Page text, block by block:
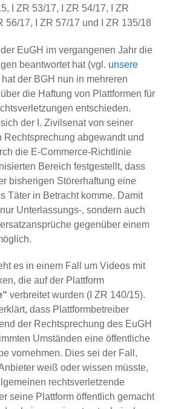
I ZR 53/17, I ZR 54/17, I ZR
56/17, I ZR 57/17 und I ZR 135/18
EuGH im vergangenen Jahr die
beantwortet hat (vgl. unsere
hat der BGH nun in mehreren
die Haftung von Plattformen für
entschieden.
der I. Zivilsenat von seiner
Rechtsprechung abgewandt und
die E-Commerce-Richtlinie
Bereich festgestellt, dass
bisherigen Störerhaftung eine
Täter in Betracht komme. Damit
Unterlassungs-, sondern auch
gegenüber einem
es in einem Fall um Videos mit
die auf der Plattform
verbreitet wurden (I ZR 140/15).
dass Plattformbetreiber
der Rechtsprechung des EuGH
Umständen eine öffentliche
vornehmen. Dies sei der Fall,
weiß oder wissen müsste,
rechtsverletzende
seine Plattform öffentlich gemacht